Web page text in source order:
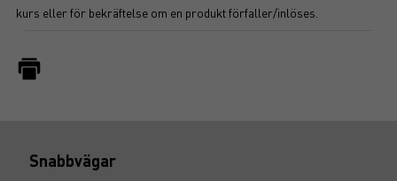
kurs eller för bekräftelse om en produkt förfaller/inlöses.
Snabbvägar